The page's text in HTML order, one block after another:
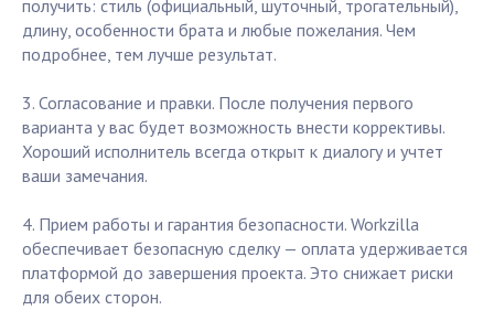
получить: стиль (официальный, шуточный, трогательный),
длину, особенности брата и любые пожелания. Чем
подробнее, тем лучше результат.
3. Согласование и правки. После получения первого
варианта у вас будет возможность внести коррективы.
Хороший исполнитель всегда открыт к диалогу и учтет
ваши замечания.
4. Прием работы и гарантия безопасности. Workzilla
обеспечивает безопасную сделку — оплата удерживается
платформой до завершения проекта. Это снижает риски
для обеих сторон.